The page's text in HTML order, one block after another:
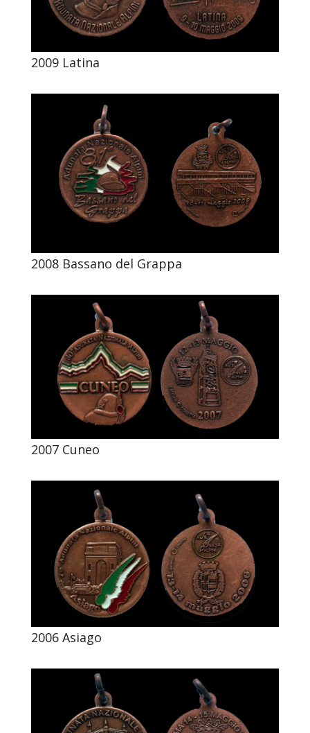
2009 Latina
2008 Bassano del Grappa
2007 Cuneo
2006 Asiago